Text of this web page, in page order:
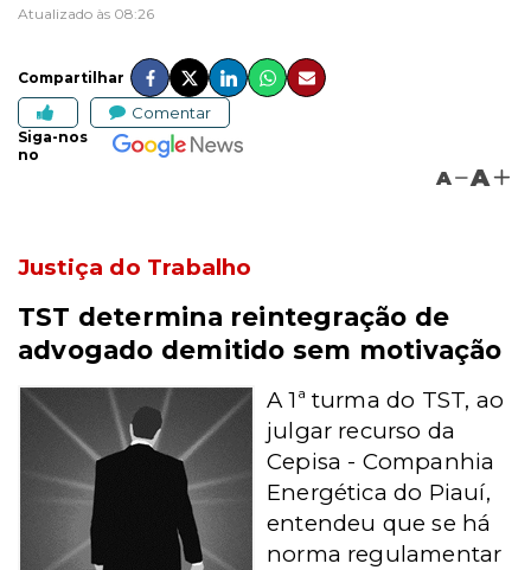
Atualizado às 08:26
Compartilhar
Comentar
Siga-nos
no
A A
Justiça do Trabalho
TST determina reintegração de
advogado demitido sem motivação
A 1ª turma do TST, ao
julgar recurso da
Cepisa - Companhia
Energética do Piauí,
entendeu que se há
norma regulamentar